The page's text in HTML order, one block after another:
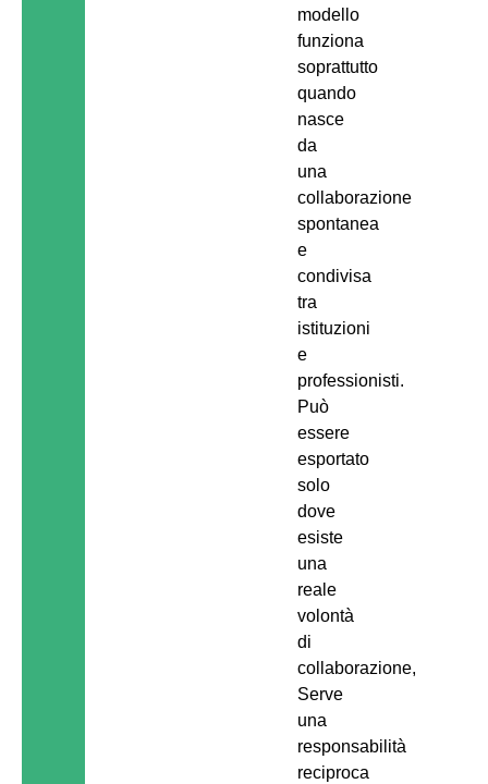
modello
funziona
soprattutto
quando
nasce
da
una
collaborazione
spontanea
e
condivisa
tra
istituzioni
e
professionisti.
Può
essere
esportato
solo
dove
esiste
una
reale
volontà
di
collaborazione,
Serve
una
responsabilità
reciproca